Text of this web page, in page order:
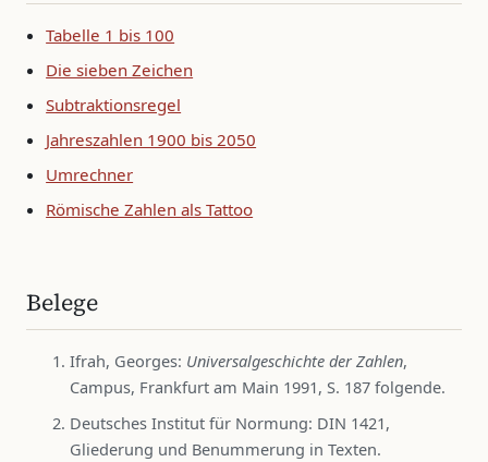
Tabelle 1 bis 100
Die sieben Zeichen
Subtraktionsregel
Jahreszahlen 1900 bis 2050
Umrechner
Römische Zahlen als Tattoo
Belege
Ifrah, Georges: Universalgeschichte der Zahlen,
Campus, Frankfurt am Main 1991, S. 187 folgende.
Deutsches Institut für Normung: DIN 1421,
Gliederung und Benummerung in Texten.